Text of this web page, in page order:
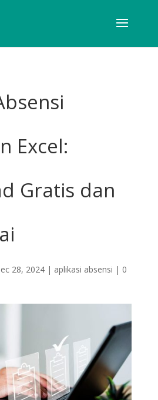
Excel:
Gratis dan
28, 2024| aplikasi absensi | 0